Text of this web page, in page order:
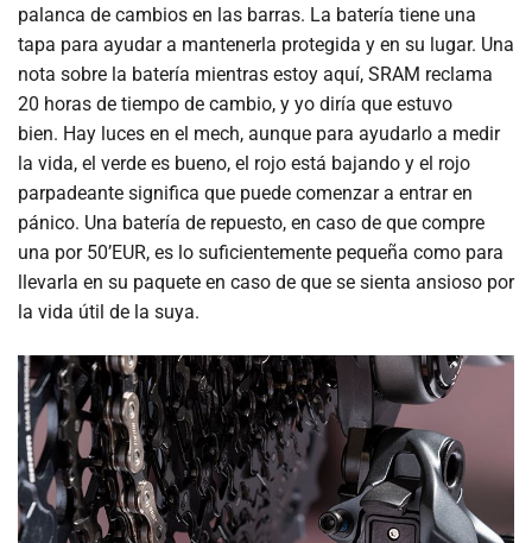
palanca de cambios en las barras. La batería tiene una
tapa para ayudar a mantenerla protegida y en su lugar. Una
nota sobre la batería mientras estoy aquí, SRAM reclama
20 horas de tiempo de cambio, y yo diría que estuvo
bien. Hay luces en el mech, aunque para ayudarlo a medir
la vida, el verde es bueno, el rojo está bajando y el rojo
parpadeante significa que puede comenzar a entrar en
pánico. Una batería de repuesto, en caso de que compre
una por 50’EUR, es lo suficientemente pequeña como para
llevarla en su paquete en caso de que se sienta ansioso por
la vida útil de la suya.